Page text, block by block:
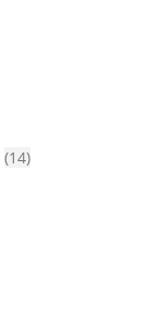
(14)